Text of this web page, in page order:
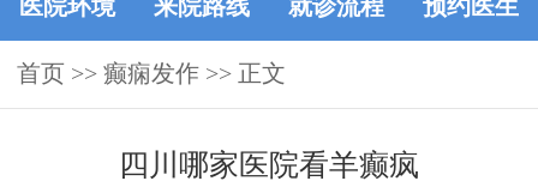
医院环境 来院路线 就诊流程 预约医生
首页 >> 癫痫发作 >> 正文
四川哪家医院看羊癫疯